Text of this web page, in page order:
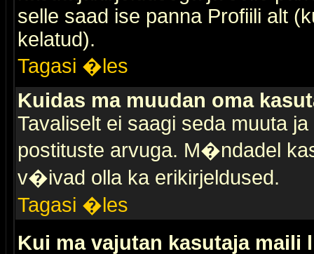
selle saad ise panna Profiili alt
kelatud).
Tagasi �les
Kuidas ma muudan oma
Tavaliselt ei saagi seda muuta
postituste arvuga. M�ndadel
v�ivad olla ka erikirjeldused.
Tagasi �les
Kui ma vajutan kasutaja